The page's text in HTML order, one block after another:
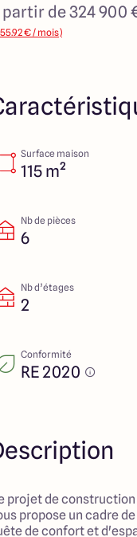
partir de 324 900
€ / mois)
Surface maison
115 m²
Nb de pièces
6
Nb d’étages
2
Conformité
RE 2020
projet de
propose un cadre
de confort et